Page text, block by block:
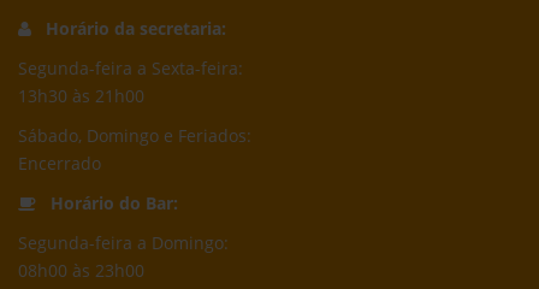
Horário da secretaria:
Segunda-feira a Sexta-feira:
13h30 às 21h00
Sábado, Domingo e Feriados:
Encerrado
Horário do Bar:
Segunda-feira a Domingo:
08h00 às 23h00